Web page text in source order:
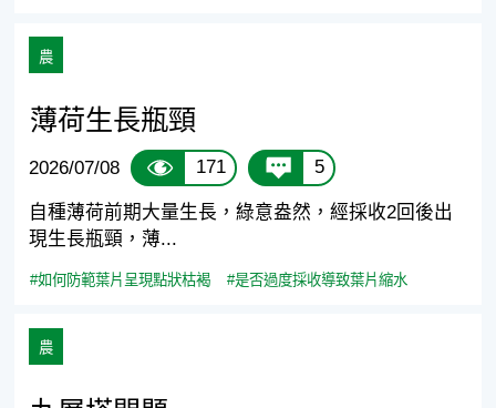
農
薄荷生長瓶頸
2026/07/08 171 5
自種薄荷前期大量生長，綠意盎然，經採收2回後出
現生長瓶頸，薄...
#如何防範葉片呈現點狀枯褐 #是否過度採收導致葉片縮水
農